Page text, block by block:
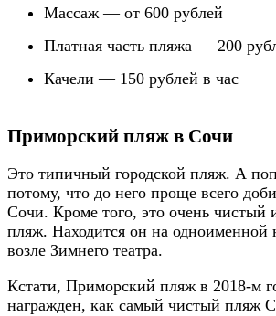
Массаж — от 600 рублей
Платная часть пляжа — 200
Качели — 150 рублей в час
Приморский пляж в Сочи
Это типичный городской пляж. А
потому, что до него проще всего
Сочи. Кроме того, это очень чистый
пляж. Находится он на одноименной
возле Зимнего театра.
Кстати, Приморский пляж в 2018-м
награжден, как самый чистый пляж